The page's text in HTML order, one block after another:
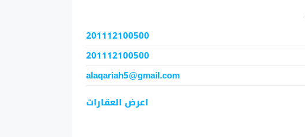
201112100500
201112100500
alaqariah5@gmail.com
اعرض العقارات